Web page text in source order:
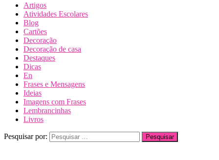
Artigos
Atividades Escolares
Blog
Cartões
Decoração
Decoração de casa
Destaques
Dicas
En
Frases e Mensagens
Ideias
Imagens com Frases
Lembrancinhas
Livros
Pesquisar por: